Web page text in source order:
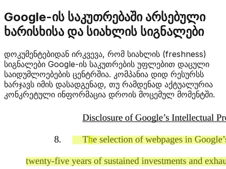
Google-ის საკუთრებაში არსებული
ხარისხისა და სიახლის სიგნალები
დოკუმენტებიდან ირკვევა, რომ სიახლის (freshness)
სიგნალები Google-ის საკუთრების უფლებით დაცული
საიდუმლოებების ცენტრშია. კომპანია დიდ რესურსს
ხარჯავს იმის დასადგენად, თუ რამდენად აქტუალურია
კონკრეტული ინფორმაცია დროის მოცემულ მომენტში.